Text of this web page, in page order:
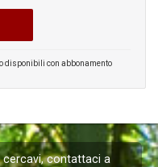
disponibili con abbonamento
contattaci a